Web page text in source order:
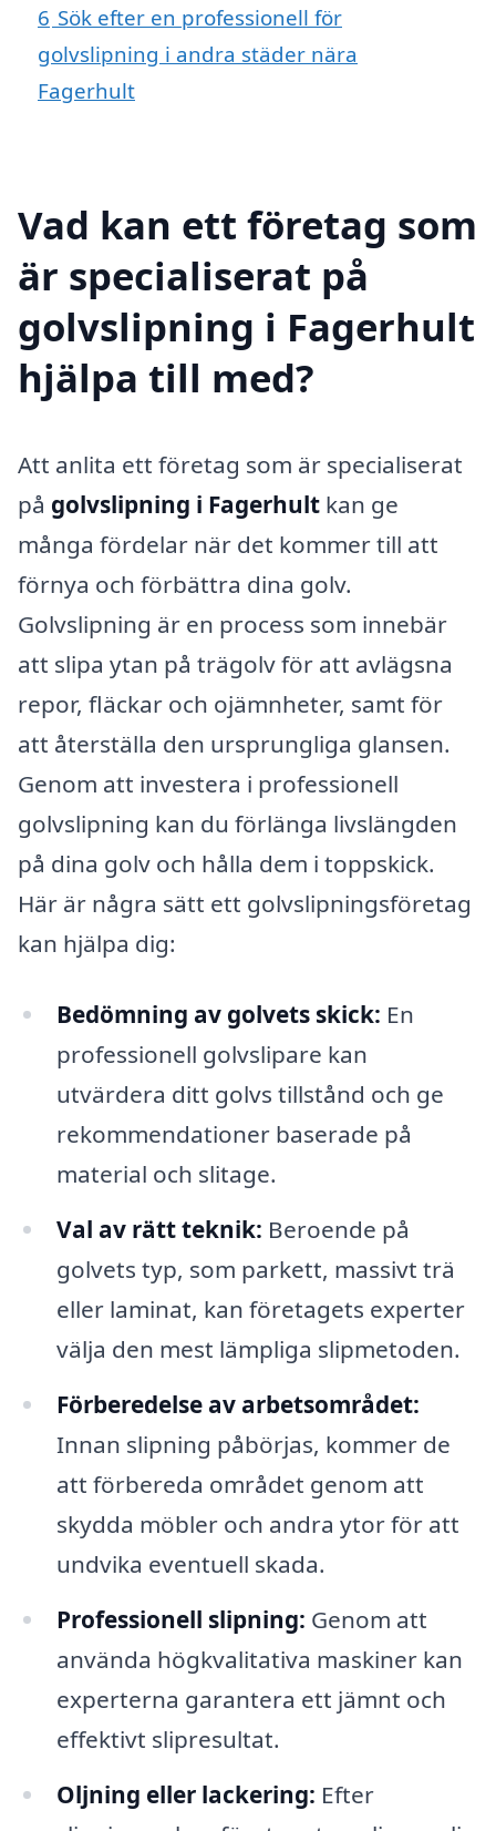
6 Sök efter en professionell för
golvslipning i andra städer nära
Fagerhult
Vad kan ett företag som
är specialiserat på
golvslipning i Fagerhult
hjälpa till med?
Att anlita ett företag som är specialiserat
på golvslipning i Fagerhult kan ge
många fördelar när det kommer till att
förnya och förbättra dina golv.
Golvslipning är en process som innebär
att slipa ytan på trägolv för att avlägsna
repor, fläckar och ojämnheter, samt för
att återställa den ursprungliga glansen.
Genom att investera i professionell
golvslipning kan du förlänga livslängden
på dina golv och hålla dem i toppskick.
Här är några sätt ett golvslipningsföretag
kan hjälpa dig:
Bedömning av golvets skick: En
professionell golvslipare kan
utvärdera ditt golvs tillstånd och ge
rekommendationer baserade på
material och slitage.
Val av rätt teknik: Beroende på
golvets typ, som parkett, massivt trä
eller laminat, kan företagets experter
välja den mest lämpliga slipmetoden.
Förberedelse av arbetsområdet:
Innan slipning påbörjas, kommer de
att förbereda området genom att
skydda möbler och andra ytor för att
undvika eventuell skada.
Professionell slipning: Genom att
använda högkvalitativa maskiner kan
experterna garantera ett jämnt och
effektivt slipresultat.
Oljning eller lackering: Efter